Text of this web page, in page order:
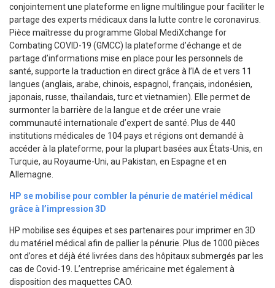
conjointement une plateforme en ligne multilingue pour faciliter le
partage des experts médicaux dans la lutte contre le coronavirus.
Pièce maîtresse du programme Global MediXchange for
Combating COVID-19 (GMCC) la plateforme d’échange et de
partage d’informations mise en place pour les personnels de
santé, supporte la traduction en direct grâce à l’IA de et vers 11
langues (anglais, arabe, chinois, espagnol, français, indonésien,
japonais, russe, thaïlandais, turc et vietnamien). Elle permet de
surmonter la barrière de la langue et de créer une vraie
communauté internationale d’expert de santé. Plus de 440
institutions médicales de 104 pays et régions ont demandé à
accéder à la plateforme, pour la plupart basées aux États-Unis, en
Turquie, au Royaume-Uni, au Pakistan, en Espagne et en
Allemagne.
HP se mobilise pour combler la pénurie de matériel médical
grâce à l’impression 3D
HP mobilise ses équipes et ses partenaires pour imprimer en 3D
du matériel médical afin de pallier la pénurie. Plus de 1000 pièces
ont d’ores et déjà été livrées dans des hôpitaux submergés par les
cas de Covid-19. L’entreprise américaine met également à
disposition des maquettes CAO.